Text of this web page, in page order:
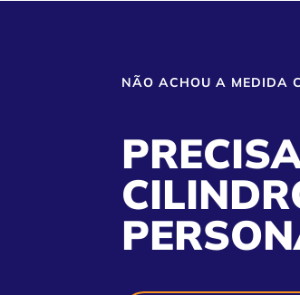
NÃO ACHOU A MEDIDA